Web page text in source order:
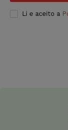
Li e aceito a